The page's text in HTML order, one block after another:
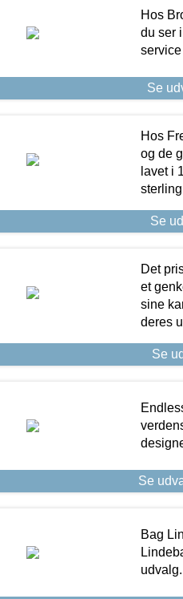
Hos
du ser
Se
Hos
og de
lavet i
Se
Det
et
sine
deres
Se
Se
Bag
udvalg.